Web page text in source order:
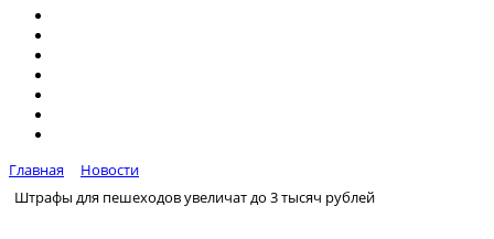
Главная
Новости
Штрафы для пешеходов увеличат до 3 тысяч рублей